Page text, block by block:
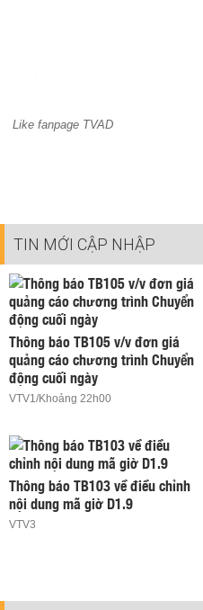
Like fanpage TVAD
TIN MỚI CẬP NHẬP
Thông báo TB105 v/v đơn giá
quảng cáo chương trình Chuyển
động cuối ngày
VTV1/Khoảng 22h00
Thông báo TB103 về điều chỉnh
nội dung mã giờ D1.9
VTV3